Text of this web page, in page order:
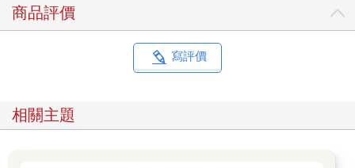
水道橋（Nine Hours Suidobashi）
[平田晃久｜2019｜東京都千代田区神田三崎町3-10-1]
二○○九年從京都發跡的9 hours膠囊旅店，以「一小時洗去汗水」
＋「七小時睡眠」＋「一小時整頓身心」為概念，將都市住宿的
商品評價
寫評價
相關主題